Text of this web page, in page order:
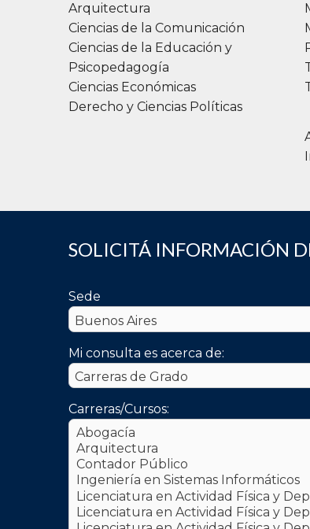
Arquitectura
Ciencias de la Comunicación
Ciencias de la Educación y
Psicopedagogía
Ciencias Económicas
Derecho y Ciencias Políticas
SOLICITÁ INFORMACIÓN
Sede
Mi consulta es acerca de:
Carreras/Cursos: